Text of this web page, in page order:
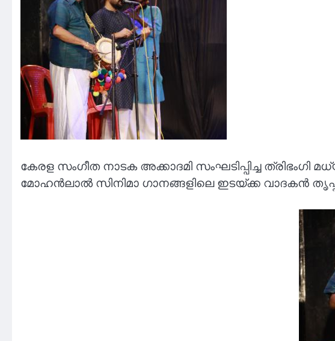
കേരള സംഗീത നാടക അക്കാദമി സംഘടിപ്പിച്ച
മോഹൻലാൽ സിനിമാ ഗാനങ്ങളിലെ ഇടയ്ക്ക വാദകൻ